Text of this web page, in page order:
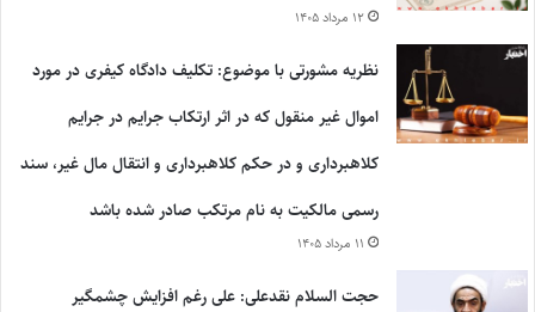
۱۲ مرداد ۱۴۰۵
نظریه مشورتی با موضوع: تکلیف دادگاه کیفری در مورد
اموال غیر منقول که در اثر ارتکاب جرایم در جرایم
کلاهبرداری و در حکم کلاهبرداری و انتقال مال غیر، سند
رسمی مالکیت به نام مرتکب صادر شده باشد
۱۱ مرداد ۱۴۰۵
حجت السلام نقدعلی: علی رغم افزایش چشمگیر